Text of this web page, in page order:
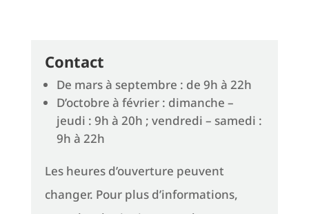
Contact
De mars à septembre : de 9h à 22h
D’octobre à février : dimanche –
jeudi : 9h à 20h ; vendredi – samedi :
9h à 22h
Les heures d’ouverture peuvent
changer. Pour plus d’informations,